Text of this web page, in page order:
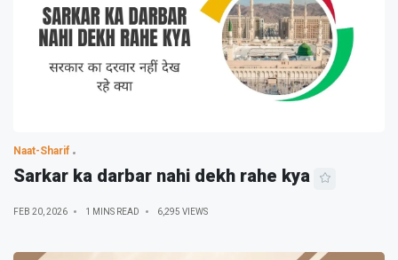
Naat-Sharif
Sarkar ka darbar nahi dekh rahe kya
FEB 20, 2026 1 MINS READ 6,295 VIEWS